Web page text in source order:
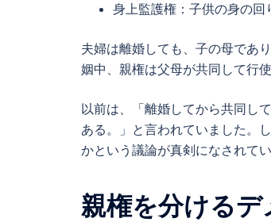
身上監護権：子供の身の回
夫婦は離婚しても、子の母であ
姻中、親権は父母が共同して行
以前は、「離婚してから共同し
ある。」と言われていました。
かという議論が真剣になされてい
親権を分けるデ